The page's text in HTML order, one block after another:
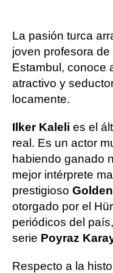
La pasión turca
joven profesora
Estambul, conoce
atractivo y
locamente.
Ilker Kaleli es el
real. Es un actor
habiendo ganado
mejor intérprete
prestigioso
otorgado por el
periódicos del
serie Poyraz
Respecto a la